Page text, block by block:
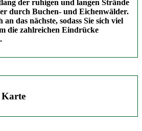
der ruhigen und langen Strände
durch Buchen- und Eichenwälder.
das nächste, sodass Sie sich viel
die zahlreichen Eindrücke